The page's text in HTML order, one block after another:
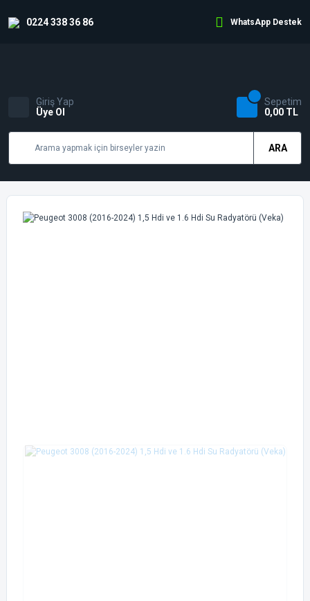
0224 338 36 86 WhatsApp Destek
ARA
Giriş Yap
Üye Ol
Sepetim
0,00 TL